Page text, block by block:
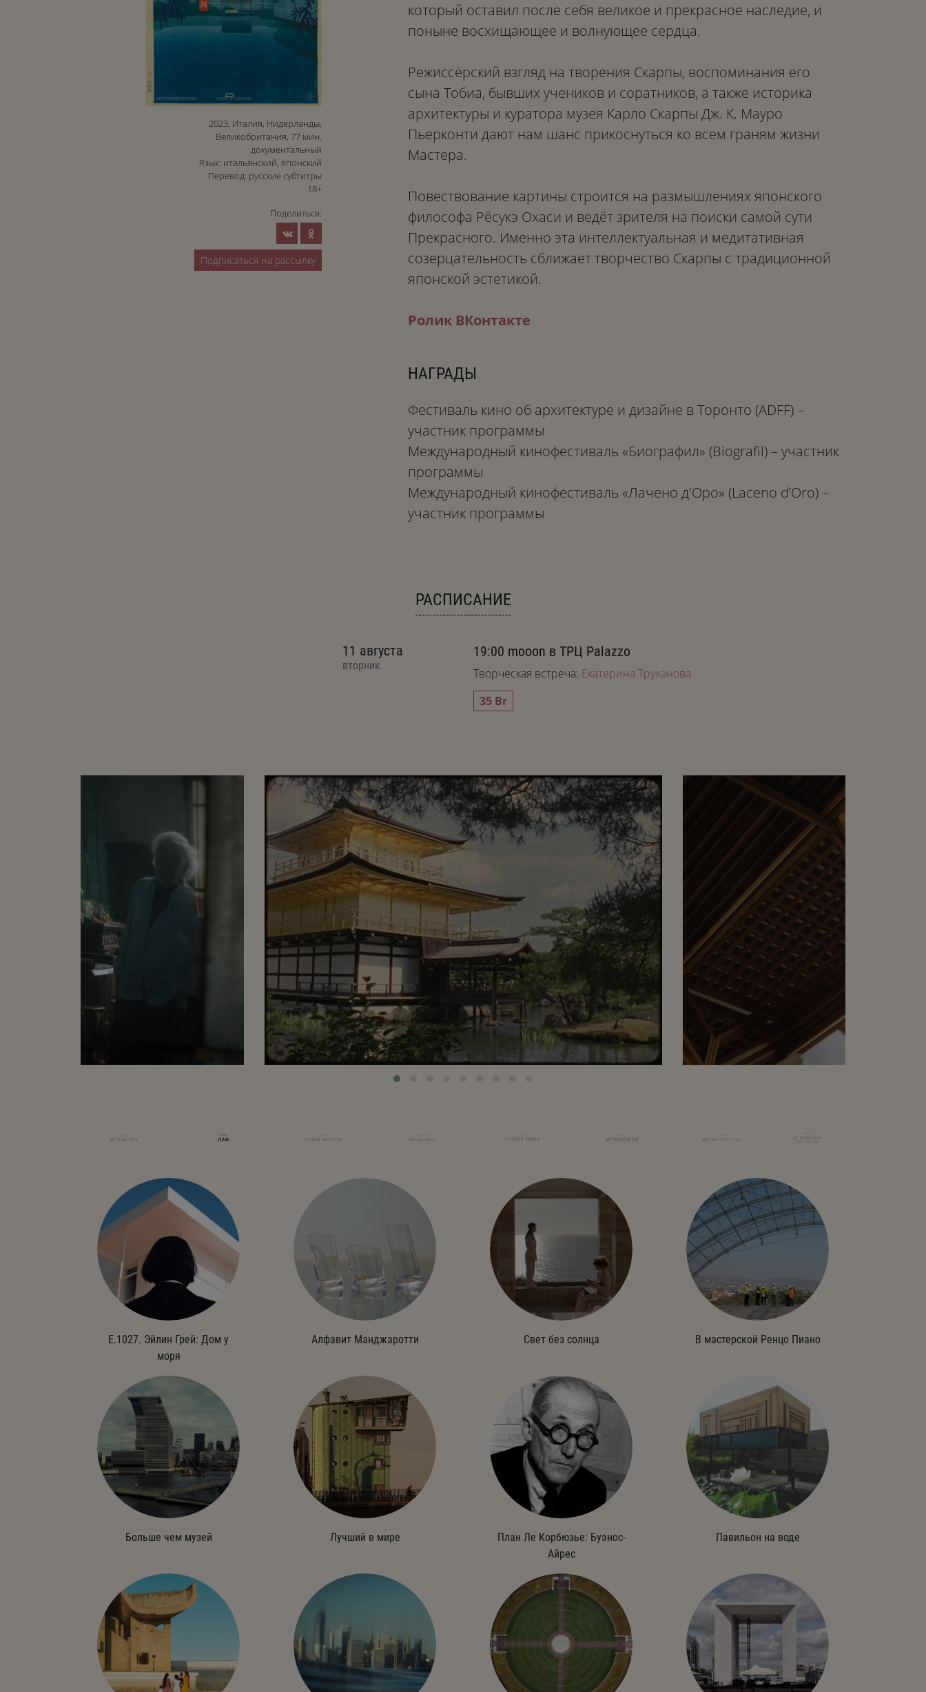
который оставил после себя великое и прекрасное наследие, и
поныне восхищающее и волнующее сердца.
Режиссёрский взгляд на творения Скарпы, воспоминания его
сына Тобиа, бывших учеников и соратников, а также историка
архитектуры и куратора музея Карло Скарпы Дж. К. Мауро
Пьерконти дают нам шанс прикоснуться ко всем граням жизни
Мастера.
Повествование картины строится на размышлениях японского
философа Рёсукэ Охаси и ведёт зрителя на поиски самой сути
Прекрасного. Именно эта интеллектуальная и медитативная
созерцательность сближает творчество Скарпы с традиционной
японской эстетикой.
Ролик ВКонтакте
НАГРАДЫ
Фестиваль кино об архитектуре и дизайне в Торонто (ADFF) –
участник программы
Международный кинофестиваль «Биографил» (Biografil) – участник
программы
Международный кинофестиваль «Лачено д'Оро» (Laceno d’Oro) –
участник программы
2023, Италия, Нидерланды,
Великобритания, 77 мин.
документальный
Язык: итальянский, японский
Перевод: русские субтитры
18+
Поделиться:
Подписаться на рассылку
РАСПИСАНИЕ
11 августа
вторник
19:00 mooon в ТРЦ Palazzo
Творческая встреча: Екатерина Труханова
35 Br
E.1027. Эйлин Грей: Дом у
моря
Алфавит Манджаротти Свет без солнца В мастерской Ренцо Пиано
Больше чем музей Лучший в мире
План Ле Корбюзье: Буэнос-
Айрес
Павильон на воде